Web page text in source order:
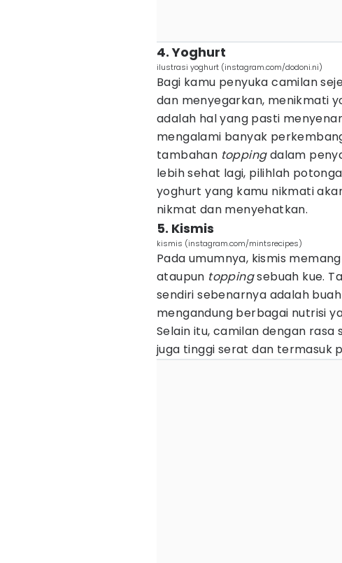
4. Yoghurt
ilustrasi yoghurt (instagram.com/dodoni.ni)
Bagi kamu penyuka camilan
dan menyegarkan, menikmati
adalah hal yang pasti
mengalami banyak
tambahan toppingdalam
lebih sehat lagi, pilihlah
yoghurt yang kamu nikmati
nikmat dan menyehatkan.
5. Kismis
kismis (instagram.com/mintsrecipes)
Pada umumnya, kismis
ataupun toppingsebuah kue.
sendiri sebenarnya adalah
mengandung berbagai nutrisi
Selain itu, camilan dengan
juga tinggi serat dan termasuk